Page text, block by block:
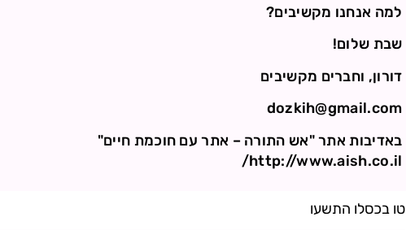
למה אנחנו מקשיבים?
שבת שלום!
דורון, וחברים מקשיבים
dozkih@gmail.com
באדיבות אתר "אש התורה – אתר עם חוכמת חיים"
http://www.aish.co.il/
טו בכסלו התשעו